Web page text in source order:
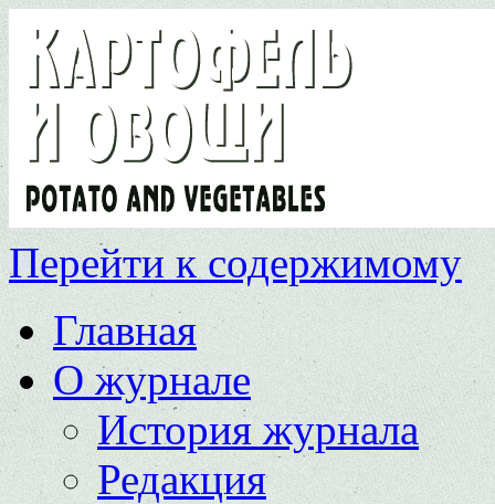
Перейти к содержимому
Главная
О журнале
История журнала
Редакция